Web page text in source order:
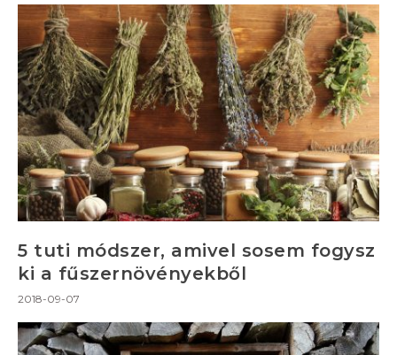
5 tuti módszer, amivel sosem fogysz
ki a fűszernövényekből
2018-09-07